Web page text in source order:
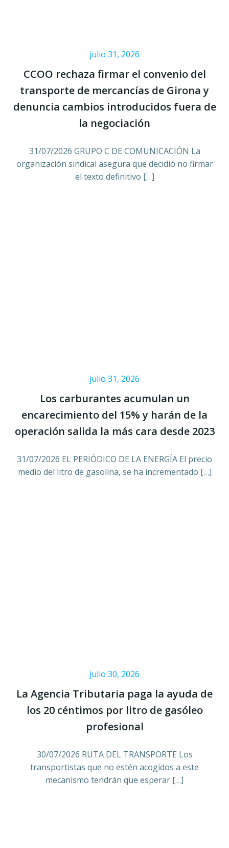
julio 31, 2026
CCOO rechaza firmar el convenio del
transporte de mercancías de Girona y
denuncia cambios introducidos fuera de
la negociación
31/07/2026 GRUPO C DE COMUNICACIÓN La
organización sindical asegura que decidió no firmar
el texto definitivo […]
julio 31, 2026
Los carburantes acumulan un
encarecimiento del 15% y harán de la
operación salida la más cara desde 2023
31/07/2026 EL PERIÓDICO DE LA ENERGÍA El precio
medio del litro de gasolina, se ha incrementado […]
julio 30, 2026
La Agencia Tributaria paga la ayuda de
los 20 céntimos por litro de gasóleo
profesional
30/07/2026 RUTA DEL TRANSPORTE Los
transportistas que no estén acogidos a este
mecanismo tendrán que esperar […]